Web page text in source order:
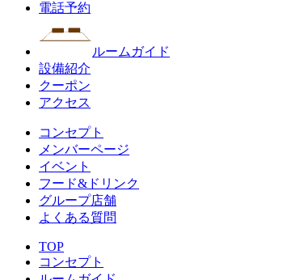
電話予約
ルームガイド
設備紹介
クーポン
アクセス
コンセプト
メンバーページ
イベント
フード&ドリンク
グループ店舗
よくある質問
TOP
コンセプト